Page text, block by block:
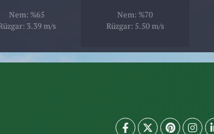
Nem: %65
3.39 m/s
Nem: %70
Rüzgar: 5.50 m/s